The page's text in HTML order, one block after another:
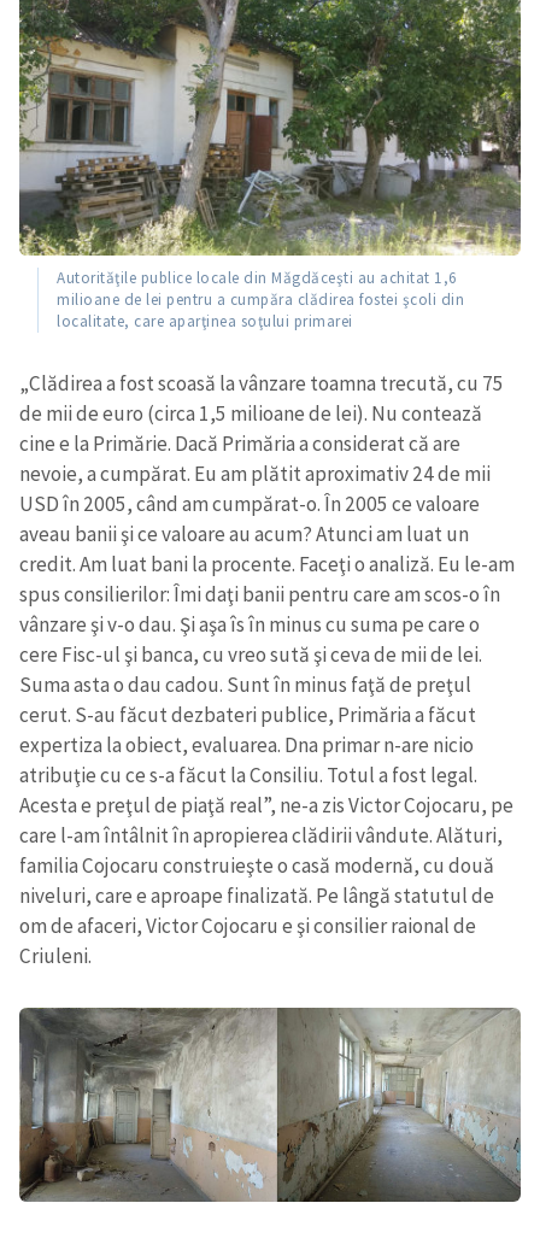
Autorităţile publice locale din Măgdăceşti au achitat 1,6
milioane de lei pentru a cumpăra clădirea fostei şcoli din
localitate, care aparţinea soţului primarei
„Clădirea a fost scoasă la vânzare toamna trecută, cu 75
de mii de euro (circa 1,5 milioane de lei). Nu contează
cine e la Primărie. Dacă Primăria a considerat că are
nevoie, a cumpărat. Eu am plătit aproximativ 24 de mii
USD în 2005, când am cumpărat-o. În 2005 ce valoare
aveau banii şi ce valoare au acum? Atunci am luat un
credit. Am luat bani la procente. Faceţi o analiză. Eu le-am
spus consilierilor: Îmi daţi banii pentru care am scos-o în
vânzare şi v-o dau. Şi aşa îs în minus cu suma pe care o
cere Fisc-ul şi banca, cu vreo sută şi ceva de mii de lei.
Suma asta o dau cadou. Sunt în minus faţă de preţul
cerut. S-au făcut dezbateri publice, Primăria a făcut
expertiza la obiect, evaluarea. Dna primar n-are nicio
atribuţie cu ce s-a făcut la Consiliu. Totul a fost legal.
Acesta e preţul de piaţă real”, ne-a zis Victor Cojocaru, pe
care l-am întâlnit în apropierea clădirii vândute. Alături,
familia Cojocaru construieşte o casă modernă, cu două
niveluri, care e aproape finalizată. Pe lângă statutul de
om de afaceri, Victor Cojocaru e şi consilier raional de
Criuleni.